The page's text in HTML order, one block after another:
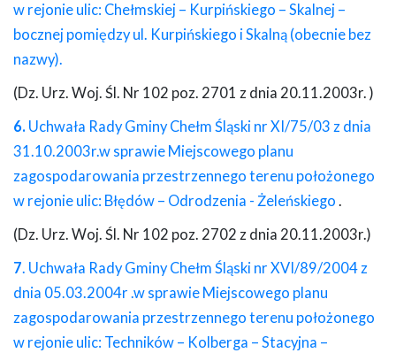
w rejonie ulic: Chełmskiej – Kurpińskiego – Skalnej –
bocznej pomiędzy ul. Kurpińskiego i Skalną (obecnie bez
nazwy).
(Dz. Urz. Woj. Śl. Nr 102 poz. 2701 z dnia 20.11.2003r. )
6. Uchwała Rady Gminy Chełm Śląski nr XI/75/03 z dnia
31.10.2003r.w sprawie Miejscowego planu
zagospodarowania przestrzennego terenu położonego
w rejonie ulic: Błędów – Odrodzenia - Żeleńskiego .
(Dz. Urz. Woj. Śl. Nr 102 poz. 2702 z dnia 20.11.2003r.)
7. Uchwała Rady Gminy Chełm Śląski nr XVI/89/2004 z
dnia 05.03.2004r .w sprawie Miejscowego planu
zagospodarowania przestrzennego terenu położonego
w rejonie ulic: Techników – Kolberga – Stacyjna –